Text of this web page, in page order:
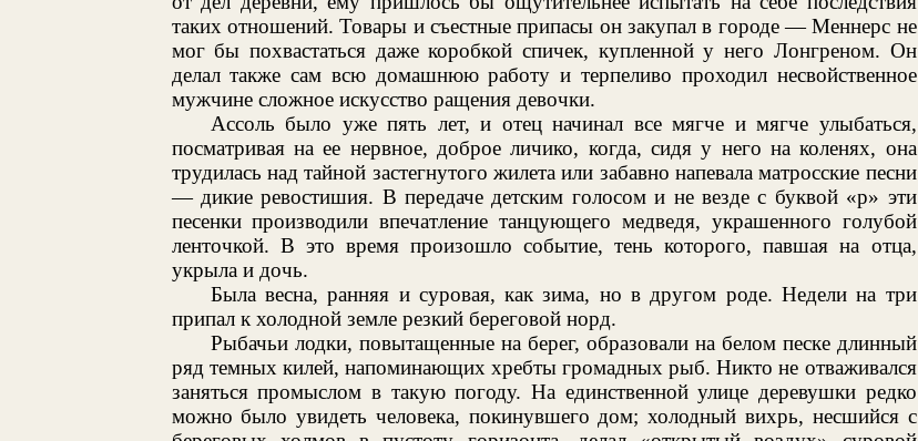
таких отношений. Товары и съестные припасы он закупал в городе — Меннерс не
мог бы похвастаться даже коробкой спичек, купленной у него Лонгреном. Он
делал также сам всю домашнюю работу и терпеливо проходил несвойственное
мужчине сложное искусство ращения девочки.
Ассоль было уже пять лет, и отец начинал все мягче и мягче улыбаться,
посматривая на ее нервное, доброе личико, когда, сидя у него на коленях, она
трудилась над тайной застегнутого жилета или забавно напевала матросские песни
— дикие ревостишия. В передаче детским голосом и не везде с буквой «р» эти
песенки производили впечатление танцующего медведя, украшенного голубой
ленточкой. В это время произошло событие, тень которого, павшая на отца,
укрыла и дочь.
Была весна, ранняя и суровая, как зима, но в другом роде. Недели на три
припал к холодной земле резкий береговой норд.
Рыбачьи лодки, повытащенные на берег, образовали на белом песке длинный
ряд темных килей, напоминающих хребты громадных рыб. Никто не отваживался
заняться промыслом в такую погоду. На единственной улице деревушки редко
можно было увидеть человека, покинувшего дом; холодный вихрь, несшийся с